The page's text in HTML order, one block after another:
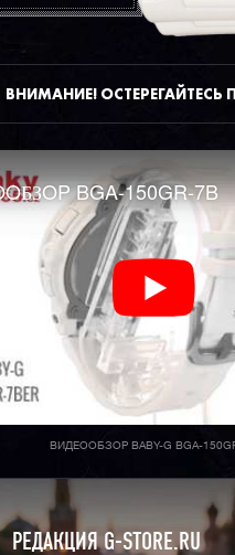
ВНИМАНИЕ!
BGA-150GR-7B
ВИДЕООБЗОР BABY-G BGA-
РЕДАКЦИЯ G-STORE.RU